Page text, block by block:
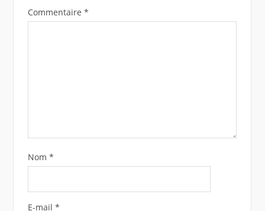
Commentaire *
Nom *
E-mail *